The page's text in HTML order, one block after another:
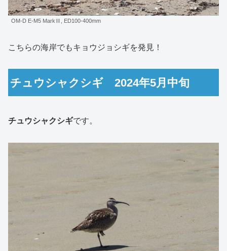
OM-D E-M5 MarkⅢ, ED100-400mm
こちらの海岸でもキョウジョシギを発見！
チュウシャクシギ 2024年5月中旬
チュウシャクシギです。